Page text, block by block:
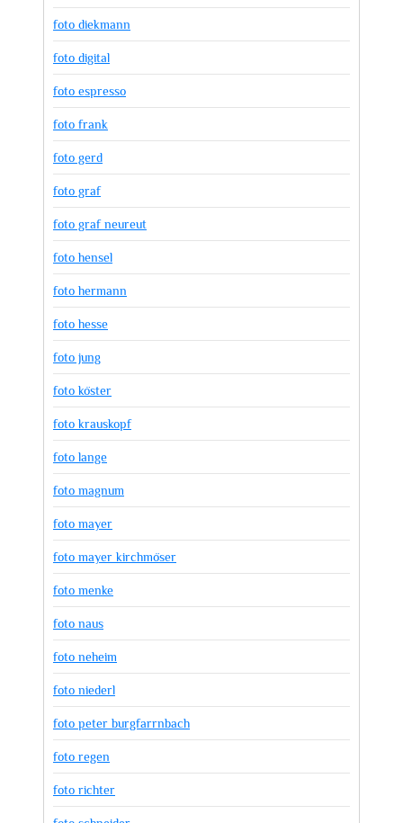
foto diekmann
foto digital
foto espresso
foto frank
foto gerd
foto graf
foto graf neureut
foto hensel
foto hermann
foto hesse
foto jung
foto köster
foto krauskopf
foto lange
foto magnum
foto mayer
foto mayer kirchmöser
foto menke
foto naus
foto neheim
foto niederl
foto peter burgfarrnbach
foto regen
foto richter